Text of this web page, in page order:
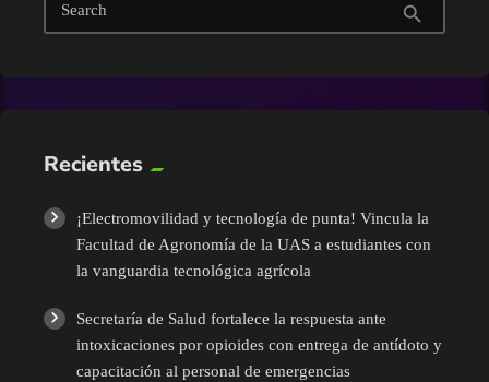
Search search
Recientes
¡Electromovilidad y tecnología de punta! Vincula la
Facultad de Agronomía de la UAS a estudiantes con
la vanguardia tecnológica agrícola
Secretaría de Salud fortalece la respuesta ante
intoxicaciones por opioides con entrega de antídoto y
capacitación al personal de emergencias